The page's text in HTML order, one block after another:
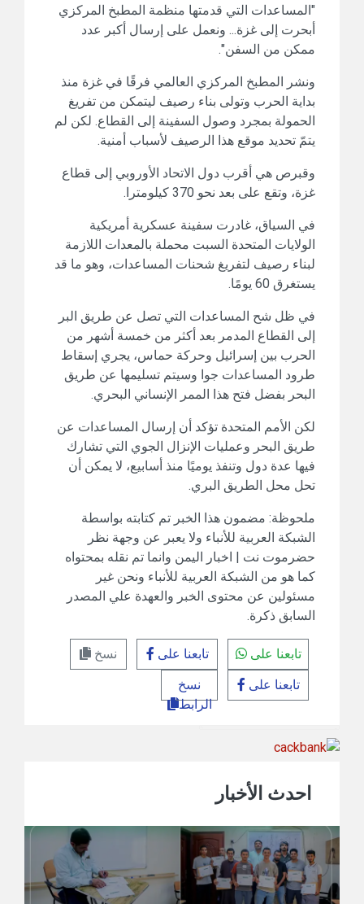
"المساعدات التي قدمتها منظمة المطبخ المركزي
أبحرت إلى غزة... ونعمل على إرسال أكبر عدد
ممكن من السفن".
ونشر المطبخ المركزي العالمي فرقًا في غزة منذ
بداية الحرب وتولى بناء رصيف ليتمكن من تفريغ
الحمولة بمجرد وصول السفينة إلى القطاع. لكن لم
يتمّ تحديد موقع هذا الرصيف لأسباب أمنية.
وقبرص هي أقرب دول الاتحاد الأوروبي إلى قطاع
غزة، وتقع على بعد نحو 370 كيلومترا.
في السياق، غادرت سفينة عسكرية أمريكية
الولايات المتحدة السبت محملة بالمعدات اللازمة
لبناء رصيف لتفريغ شحنات المساعدات، وهو ما قد
يستغرق 60 يومًا.
في ظل شح المساعدات التي تصل عن طريق البر
إلى القطاع المدمر بعد أكثر من خمسة أشهر من
الحرب بين إسرائيل وحركة حماس، يجري إسقاط
طرود المساعدات جوا وسيتم تسليمها عن طريق
البحر بفضل فتح هذا الممر الإنساني البحري.
لكن الأمم المتحدة تؤكد أن إرسال المساعدات عن
طريق البحر وعمليات الإنزال الجوي التي تشارك
فيها عدة دول وتنفذ يوميًا منذ أسابيع، لا يمكن أن
تحل محل الطريق البري.
ملحوظة: مضمون هذا الخبر تم كتابته بواسطة
الشبكة العربية للأنباء ولا يعبر عن وجهة نظر
حضرموت نت | اخبار اليمن وانما تم نقله بمحتواه
كما هو من الشبكة العربية للأنباء ونحن غير
مسئولين عن محتوى الخبر والعهدة علي المصدر
السابق ذكرة.
تابعنا على تابعنا على
نسخ
تابعنا على
نسخ
الرابط
احدث الأخبار